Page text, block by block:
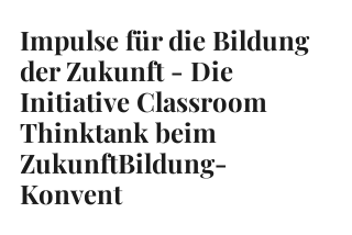
Impulse für die Bildung
der Zukunft - Die
Initiative Classroom
Thinktank beim
ZukunftBildung-
Konvent